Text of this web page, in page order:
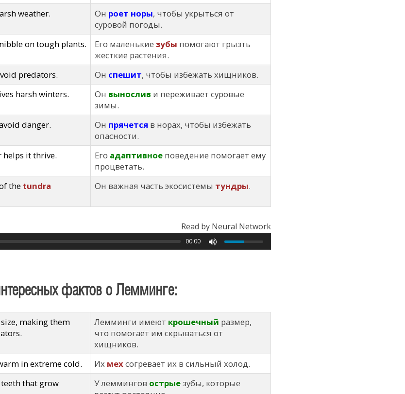
weather. Он роет норы, чтобы укрыться от
суровой погоды.
on tough plants. Его маленькие зубы помогают грызть
жесткие растения.
predators. Он спешит, чтобы избежать хищников.
harsh winters. Он вынослив и переживает суровые
зимы.
danger. Он прячется в норах, чтобы избежать
опасности.
helps it thrive. Его адаптивное поведение помогает ему
процветать.
the tundra
Он важная часть экосистемы тундры.
Read by Neural Network
00:00
фактов о Лемминге:
size, making them
Лемминги имеют крошечный размер,
что помогает им скрываться от
хищников.
in extreme cold. Их мехсогревает их в сильный холод.
teeth that grow
У леммингов острыезубы, которые